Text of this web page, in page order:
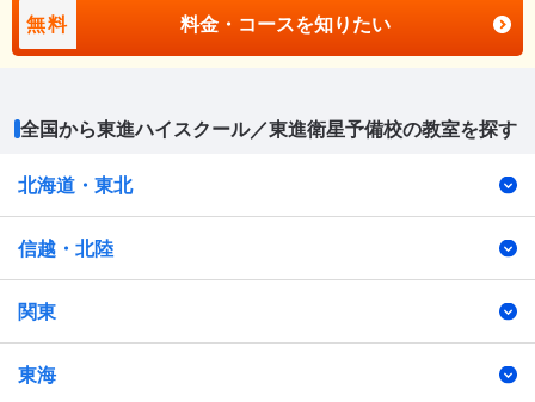
無料 料金・コースを知りたい
全国から東進ハイスクール／東進衛星予備校の教室を探す
北海道・東北
信越・北陸
関東
東海